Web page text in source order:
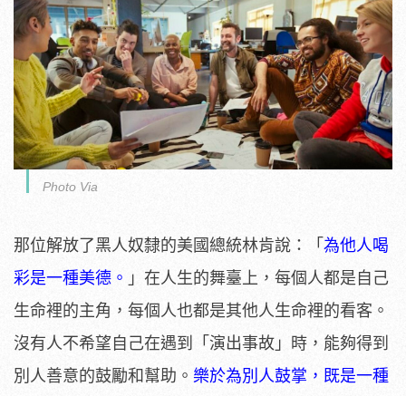
Photo Via
那位解放了黑人奴隸的美國總統林肯說：「 為他人喝
彩是一種美德。 」在人生的舞臺上，每個人都是自己
生命裡的主角，每個人也都是其他人生命裡的看客。
沒有人不希望自己在遇到「演出事故」時，能夠得到
別人善意的鼓勵和幫助。 樂於為別人鼓掌，既是一種